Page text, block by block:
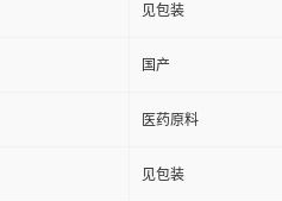
见包装
国产
医药原料
见包装